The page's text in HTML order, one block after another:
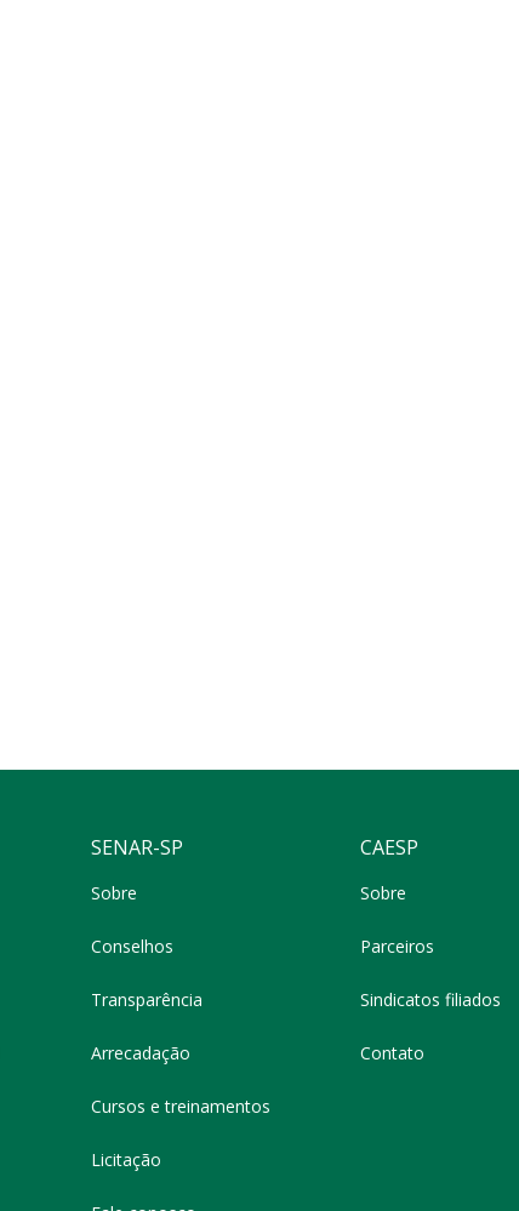
SENAR-SP
Sobre
Conselhos
Transparência
Arrecadação
Cursos e treinamentos
Licitação
CAESP
Sobre
Parceiros
Sindicatos filiados
Contato